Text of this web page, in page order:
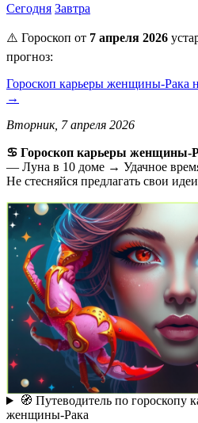
Сегодня Завтра
⚠️ Гороскоп от 7 апреля 2026
прогноз:
Гороскоп карьеры женщины-Рака
→
Вторник, 7 апреля 2026
♋️ Гороскоп карьеры женщины-
— Луна в 10 доме → Удачное
Не стесняйся предлагать свои
🧭 Путеводитель по гороскопу
женщины-Рака